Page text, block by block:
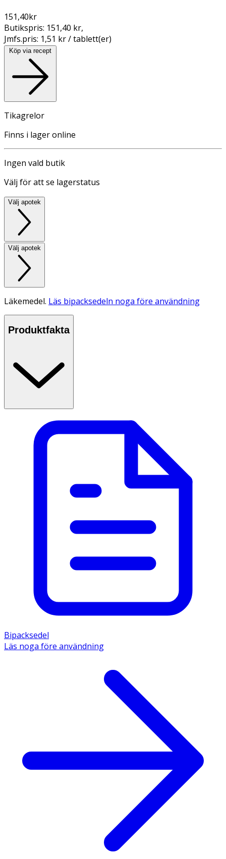
151,40kr
Butikspris: 151,40 kr,
Jmfs.pris: 1,51 kr / tablett(er)
Köp via recept
Tikagrelor
Finns i lager online
Ingen vald butik
Välj för att se lagerstatus
Välj apotek
Välj apotek
Läkemedel. Läs bipacksedeln noga före användning
Produktfakta
Bipacksedel
Läs noga före användning